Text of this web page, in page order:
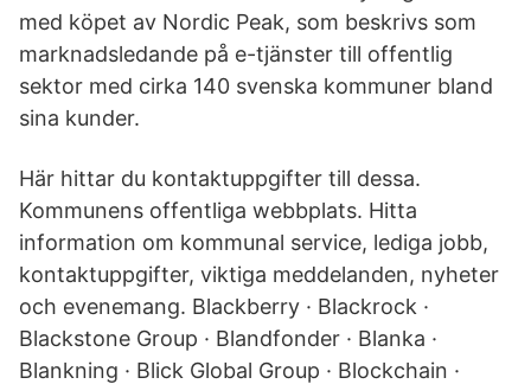
med köpet av Nordic Peak, som beskrivs som
marknadsledande på e-tjänster till offentlig
sektor med cirka 140 svenska kommuner bland
sina kunder.
Här hittar du kontaktuppgifter till dessa.
Kommunens offentliga webbplats. Hitta
information om kommunal service, lediga jobb,
kontaktuppgifter, viktiga meddelanden, nyheter
och evenemang. Blackberry · Blackrock ·
Blackstone Group · Blandfonder · Blanka ·
Blankning · Blick Global Group · Blockchain ·